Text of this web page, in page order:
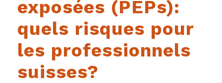
exposées (PEPs):
quels risques pour
les professionnels
suisses?